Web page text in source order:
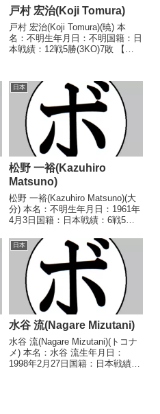
戸村 宏治(Koji Tomura)
戸村 宏治(Koji Tomura)(暁) 本
名：不明生年月日：不明国籍：日
本戦績：12戦5勝(3KO)7敗 【獲
男(革新)1964/03/19 ○2RTKO
大畑 芳男...
日本
松野 一裕(Kazuhiro
Matsuno)
松野 一裕(Kazuhiro Matsuno)(大
分) 本名：不明生年月日：1961年
4月3日国籍：日本戦績：6戦5勝
し 【戦歴】1984/03/10
○2RKO 藤安 浩美(中
内)1984/04/22 ○...
日本
水谷 流(Nagare Mizutani)
水谷 流(Nagare Mizutani)(トコナ
メ) 本名：水谷 流生年月日：
1998年2月27日国籍：日本戦績：